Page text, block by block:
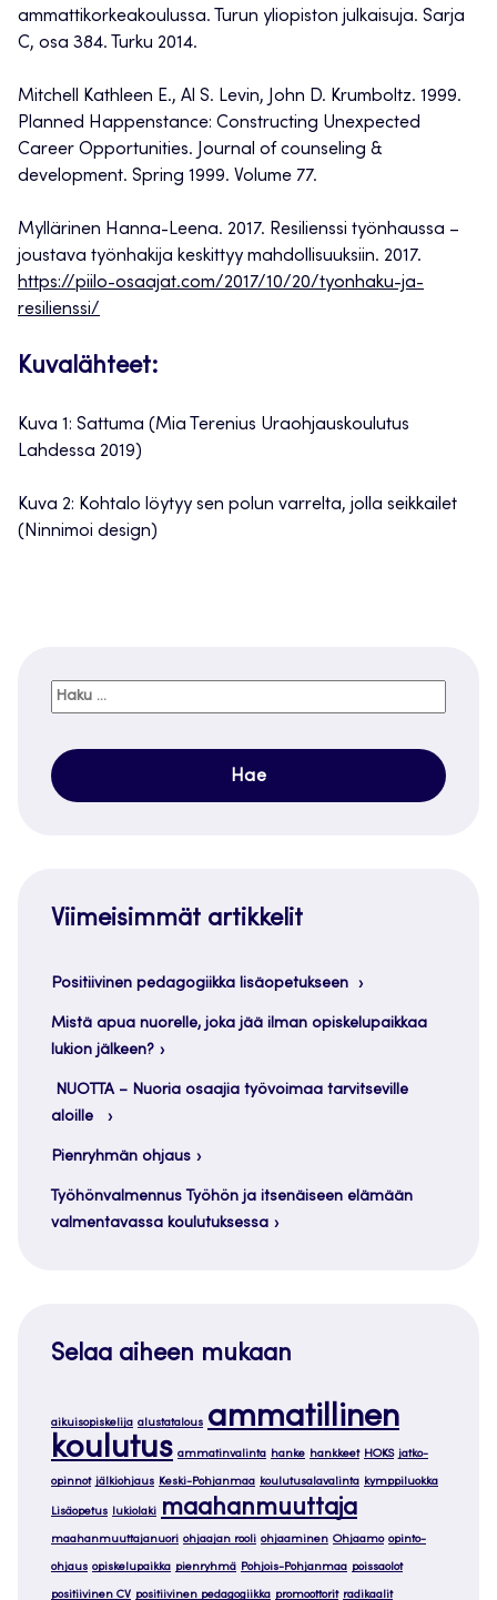
ammattikorkeakoulussa. Turun yliopiston julkaisuja. Sarja
C, osa 384. Turku 2014.
Mitchell Kathleen E., Al S. Levin, John D. Krumboltz. 1999.
Planned Happenstance: Constructing Unexpected
Career Opportunities. Journal of counseling &
development. Spring 1999. Volume 77.
Myllärinen Hanna-Leena. 2017. Resilienssi työnhaussa –
joustava työnhakija keskittyy mahdollisuuksiin. 2017.
https://piilo-osaajat.com/2017/10/20/tyonhaku-ja-
resilienssi/
Kuvalähteet:
Kuva 1: Sattuma (Mia Terenius Uraohjauskoulutus
Lahdessa 2019)
Kuva 2: Kohtalo löytyy sen polun varrelta, jolla seikkailet
(Ninnimoi design)
Haku:
Viimeisimmät artikkelit
Positiivinen pedagogiikka lisäopetukseen
Mistä apua nuorelle, joka jää ilman opiskelupaikkaa
lukion jälkeen?
NUOTTA – Nuoria osaajia työvoimaa tarvitseville
aloille
Pienryhmän ohjaus
Työhönvalmennus Työhön ja itsenäiseen elämään
valmentavassa koulutuksessa
Selaa aiheen mukaan
aikuisopiskelija alustatalous ammatillinen
koulutus ammatinvalinta hanke hankkeet HOKS jatko-
opinnot jälkiohjaus Keski-Pohjanmaa koulutusalavalinta kymppiluokka
Lisäopetus lukiolaki maahanmuuttaja
maahanmuuttajanuori ohjaajan rooli ohjaaminen Ohjaamo opinto-
ohjaus opiskelupaikka pienryhmä Pohjois-Pohjanmaa poissaolot
positiivinen CV positiivinen pedagogiikka promoottorit radikaalit